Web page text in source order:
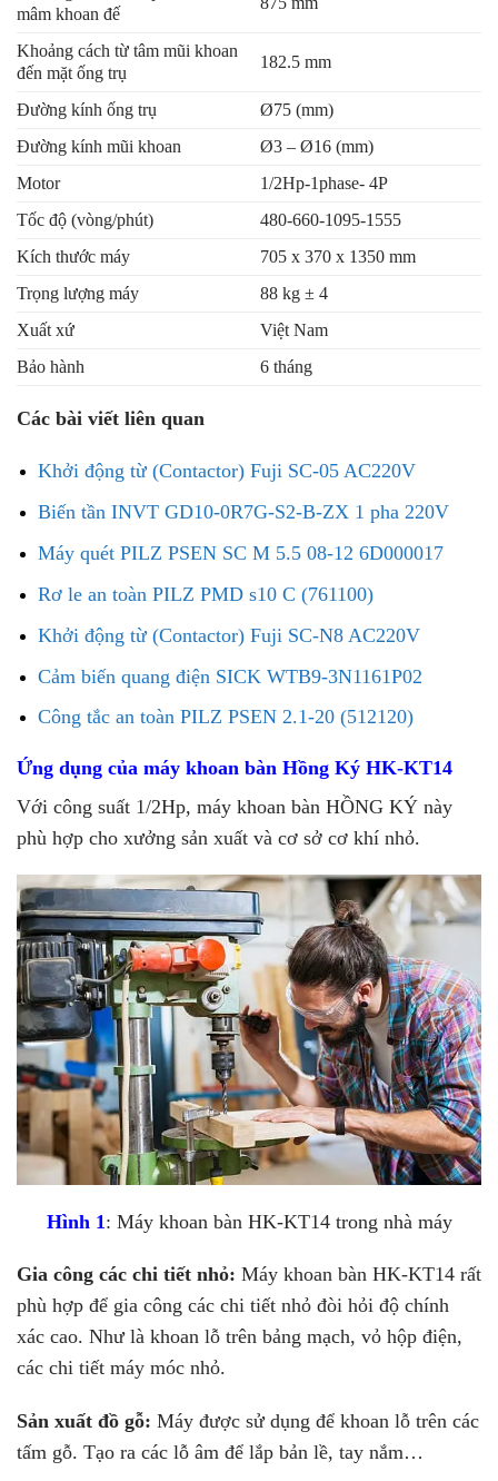
mâm khoan đế
Khoảng cách từ tâm mũi khoan
đến mặt ống trụ
182.5 mm
Đường kính ống trụ
Ø75 (mm)
Đường kính mũi khoan
Ø3 – Ø16 (mm)
Motor
1/2Hp-1phase- 4P
Tốc độ (vòng/phút)
480-660-1095-1555
Kích thước máy
705 x 370 x 1350 mm
Trọng lượng máy
88 kg ± 4
Xuất xứ
Việt Nam
Bảo hành
6 tháng
Các bài viết liên quan
Khởi động từ (Contactor) Fuji SC-05 AC220V
Biến tần INVT GD10-0R7G-S2-B-ZX 1 pha 220V
Máy quét PILZ PSEN SC M 5.5 08-12 6D000017
Rơ le an toàn PILZ PMD s10 C (761100)
Khởi động từ (Contactor) Fuji SC-N8 AC220V
Cảm biến quang điện SICK WTB9-3N1161P02
Công tắc an toàn PILZ PSEN 2.1-20 (512120)
Ứng dụng của máy khoan bàn Hồng Ký HK-KT14
Với công suất 1/2Hp, máy khoan bàn HỒNG KÝ này
phù hợp cho xưởng sản xuất và cơ sở cơ khí nhỏ.
Hình 1: Máy khoan bàn HK-KT14 trong nhà máy
Gia công các chi tiết nhỏ: Máy khoan bàn HK-KT14 rất
phù hợp để gia công các chi tiết nhỏ đòi hỏi độ chính
xác cao. Như là khoan lỗ trên bảng mạch, vỏ hộp điện,
các chi tiết máy móc nhỏ.
Sản xuất đồ gỗ: Máy được sử dụng để khoan lỗ trên các
tấm gỗ. Tạo ra các lỗ âm để lắp bản lề, tay nắm…